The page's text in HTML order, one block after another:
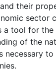
their
sector
a tool for
of the
necessary